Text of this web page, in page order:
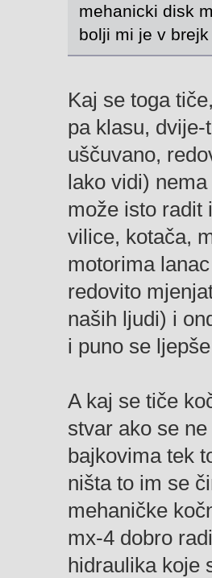
mehanicki disk
bolji mi je v
Kaj se toga
pa klasu,
uščuvano,
lako vidi)
može isto radit
vilice, kotača,
motorima
redovito
naših ljudi) i
i puno se
A kaj se tiče
stvar ako se
bajkovima tek
ništa to im se
mehaničke
mx-4 dobro
hidraulika koje